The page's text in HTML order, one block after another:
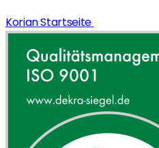
Korian Startseite